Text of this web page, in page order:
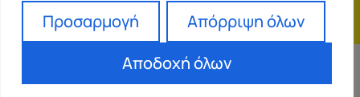
Προσαρμογή
Απόρριψη όλων
Αποδοχή όλων
Franchise
Όροι Χρήσης
Powered by